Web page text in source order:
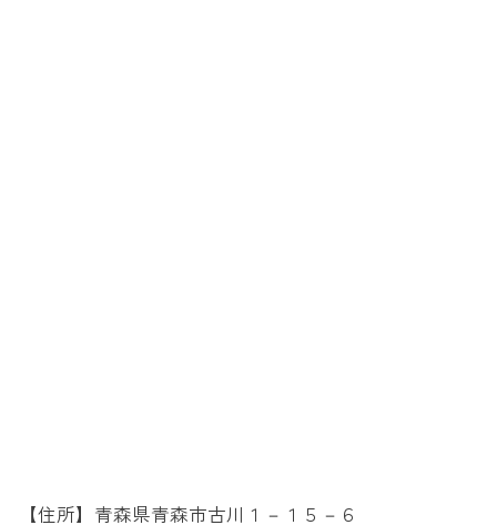
【住所】青森県青森市古川１－１５－６